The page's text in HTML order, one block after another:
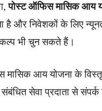
पोस्ट ऑफिस मासिक आय
है और निवेशकों के लिए
भी चुन सकते हैं।
मासिक आय योजना के
सेवा प्रदाता से